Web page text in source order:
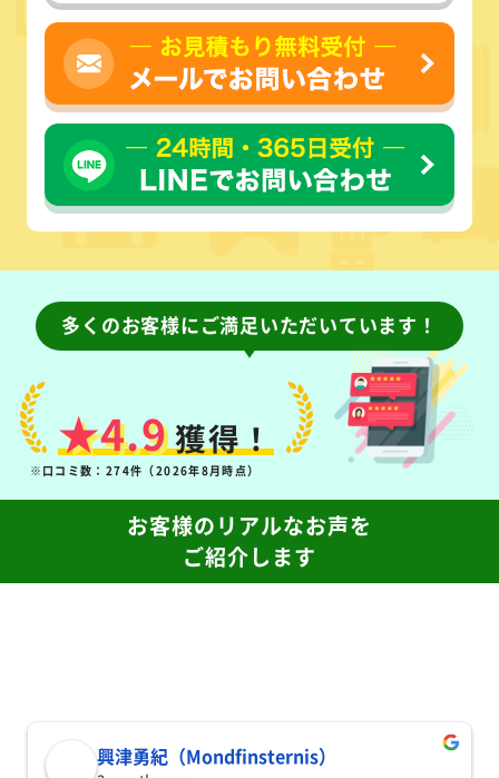
電話でお問い合わせ
24時間 受付対応 土日祝OK 通話無料
多くのお客様にご満足いただいています！
★4.9獲得！
※口コミ数：274件（2026年8月時点）